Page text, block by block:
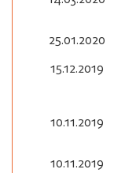
25.01.2020
15.12.2019
10.11.2019
10.11.2019